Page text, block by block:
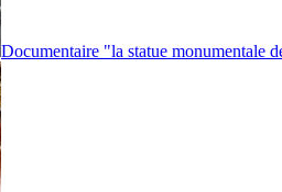
Documentaire "la statue monumentale